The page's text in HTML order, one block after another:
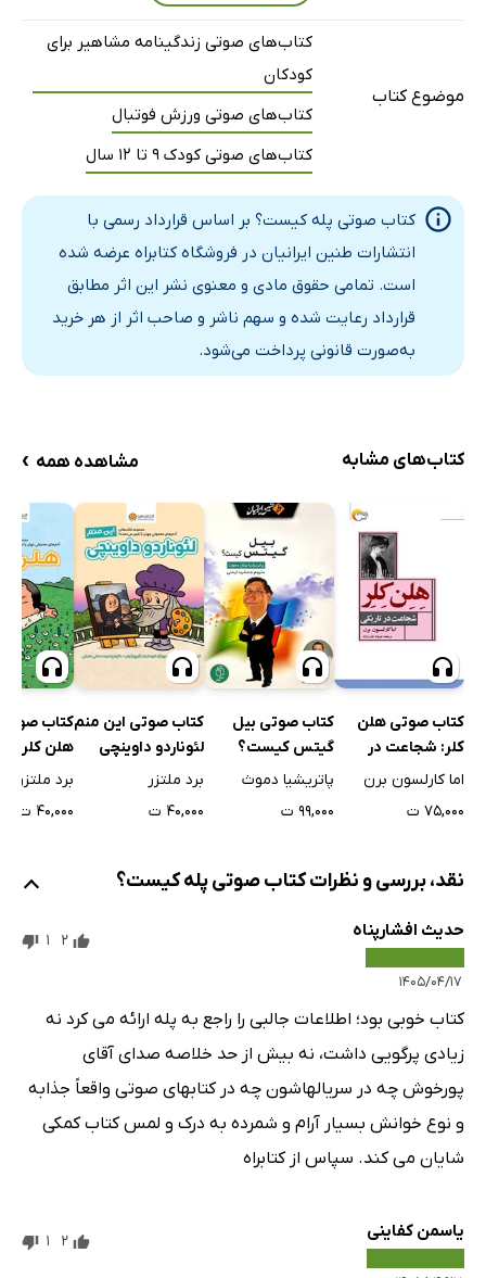
موضوع کتاب
کتاب‌های صوتی زندگینامه مشاهیر برای
کودکان
کتاب‌های صوتی ورزش فوتبال
کتاب‌های صوتی کودک 9 تا 12 سال
کتاب صوتی پله کیست؟ بر اساس قرارداد رسمی با
انتشارات طنین ایرانیان در فروشگاه کتابراه عرضه شده
است. تمامی حقوق مادی و معنوی نشر این اثر مطابق
قرارداد رعایت شده و سهم ناشر و صاحب اثر از هر خرید
به‌صورت قانونی پرداخت می‌شود.
کتاب‌های مشابه مشاهده همه ›
کتاب صوتی هلن
کلر: شجاعت در
تاریکی
اما کارلسون برن
۷۵,۰۰۰ ت
کتاب صوتی بیل
گیتس کیست؟
پاتریشیا دموث
۹۹,۰۰۰ ت
کتاب صوتی این منم
لئوناردو داوینچی
برد ملتزر
۴۰,۰۰۰ ت
کتاب
هلن کلر
برد ملتزر
۴۰,۰۰۰ ت
نقد، بررسی و نظرات کتاب صوتی پله کیست؟
حدیث افشارپناه
۱۴۰۵/۰۴/۱۷
2
1
کتاب خوبی بود؛ اطلاعات جالبی را راجع به پله ارائه می کرد نه
زیادی پرگویی داشت، نه بیش از حد خلاصه صدای آقای
پورخوش چه در سریالهاشون چه در کتابهای صوتی واقعاً جذابه
و نوع خوانش بسیار آرام و شمرده به درک و لمس کتاب کمکی
شایان می کند. سپاس از کتابراه
یاسمن کفاینی 2
1